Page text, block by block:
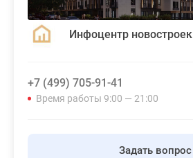
Инфоцентр новостроек
+7 (499) 705-91-41
Время работы 9:00 — 21:00
Задать вопрос